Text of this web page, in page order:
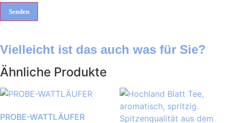
Vielleicht ist das auch was für Sie?
Ähnliche Produkte
PROBE-WATTLÄUFER